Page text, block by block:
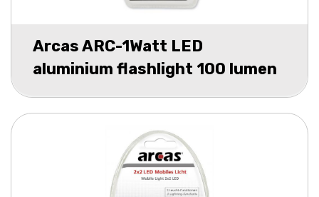
Arcas ARC-1Watt LED
aluminium flashlight 100 lumen